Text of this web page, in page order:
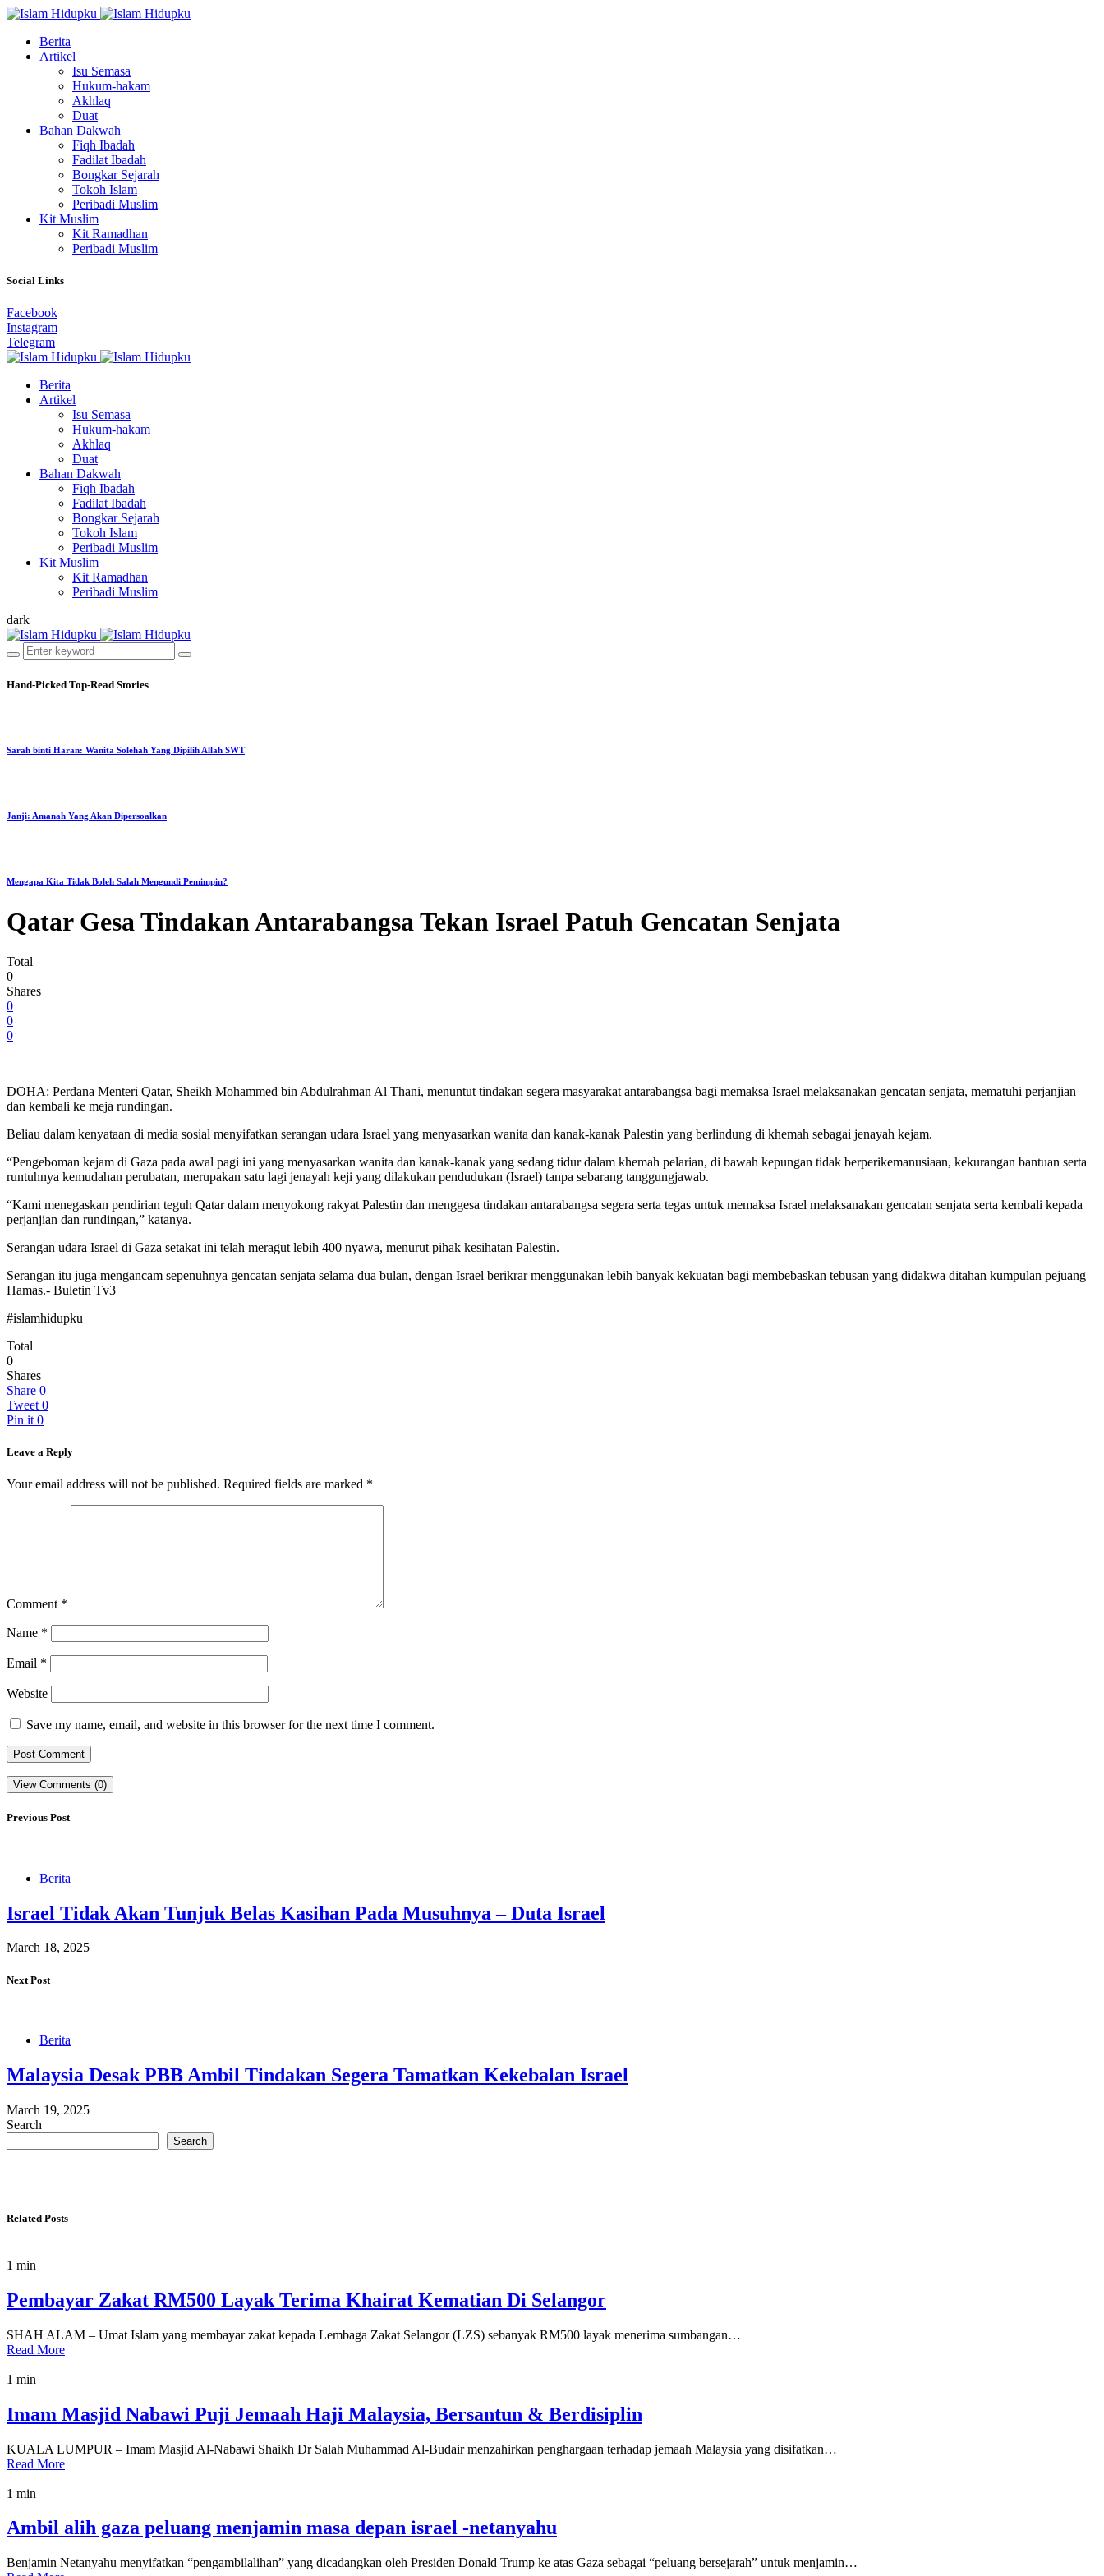
Berita
Artikel
Isu Semasa
Hukum-hakam
Akhlaq
Duat
Bahan Dakwah
Fiqh Ibadah
Fadilat Ibadah
Bongkar Sejarah
Tokoh Islam
Peribadi Muslim
Kit Muslim
Kit Ramadhan
Peribadi Muslim
Social Links
Facebook
Instagram
Telegram
Berita
Artikel
Isu Semasa
Hukum-hakam
Akhlaq
Duat
Bahan Dakwah
Fiqh Ibadah
Fadilat Ibadah
Bongkar Sejarah
Tokoh Islam
Peribadi Muslim
Kit Muslim
Kit Ramadhan
Peribadi Muslim
dark
Hand-Picked Top-Read Stories
Sarah binti Haran: Wanita Solehah Yang Dipilih Allah SWT
Janji: Amanah Yang Akan Dipersoalkan
Mengapa Kita Tidak Boleh Salah Mengundi Pemimpin?
Qatar Gesa Tindakan Antarabangsa Tekan Israel Patuh Gencatan Senjata
Total
0
Shares
0
0
0
DOHA: Perdana Menteri Qatar, Sheikh Mohammed bin Abdulrahman Al Thani, menuntut tindakan segera masyarakat antarabangsa bagi memaksa Israel melaksanakan gencatan senjata, mematuhi perjanjian
dan kembali ke meja rundingan.
Beliau dalam kenyataan di media sosial menyifatkan serangan udara Israel yang menyasarkan wanita dan kanak-kanak Palestin yang berlindung di khemah sebagai jenayah kejam.
“Pengeboman kejam di Gaza pada awal pagi ini yang menyasarkan wanita dan kanak-kanak yang sedang tidur dalam khemah pelarian, di bawah kepungan tidak berperikemanusiaan, kekurangan bantuan serta
runtuhnya kemudahan perubatan, merupakan satu lagi jenayah keji yang dilakukan pendudukan (Israel) tanpa sebarang tanggungjawab.
“Kami menegaskan pendirian teguh Qatar dalam menyokong rakyat Palestin dan menggesa tindakan antarabangsa segera serta tegas untuk memaksa Israel melaksanakan gencatan senjata serta kembali kepada
perjanjian dan rundingan,” katanya.
Serangan udara Israel di Gaza setakat ini telah meragut lebih 400 nyawa, menurut pihak kesihatan Palestin.
Serangan itu juga mengancam sepenuhnya gencatan senjata selama dua bulan, dengan Israel berikrar menggunakan lebih banyak kekuatan bagi membebaskan tebusan yang didakwa ditahan kumpulan pejuang
Hamas.- Buletin Tv3
#islamhidupku
Total
0
Shares
Share 0
Tweet 0
Pin it 0
Leave a Reply
Your email address will not be published. Required fields are marked *
Comment *
Name *
Email *
Website
Save my name, email, and website in this browser for the next time I comment.
View Comments (0)
Previous Post
Berita
Israel Tidak Akan Tunjuk Belas Kasihan Pada Musuhnya – Duta Israel
March 18, 2025
Next Post
Berita
Malaysia Desak PBB Ambil Tindakan Segera Tamatkan Kekebalan Israel
March 19, 2025
Search
Search
Related Posts
1 min
Pembayar Zakat RM500 Layak Terima Khairat Kematian Di Selangor
SHAH ALAM – Umat Islam yang membayar zakat kepada Lembaga Zakat Selangor (LZS) sebanyak RM500 layak menerima sumbangan…
Read More
1 min
Imam Masjid Nabawi Puji Jemaah Haji Malaysia, Bersantun & Berdisiplin
KUALA LUMPUR – Imam Masjid Al-Nabawi Shaikh Dr Salah Muhammad Al-Budair menzahirkan penghargaan terhadap jemaah Malaysia yang disifatkan…
Read More
1 min
Ambil alih gaza peluang menjamin masa depan israel -netanyahu
Benjamin Netanyahu menyifatkan “pengambilalihan” yang dicadangkan oleh Presiden Donald Trump ke atas Gaza sebagai “peluang bersejarah” untuk menjamin…